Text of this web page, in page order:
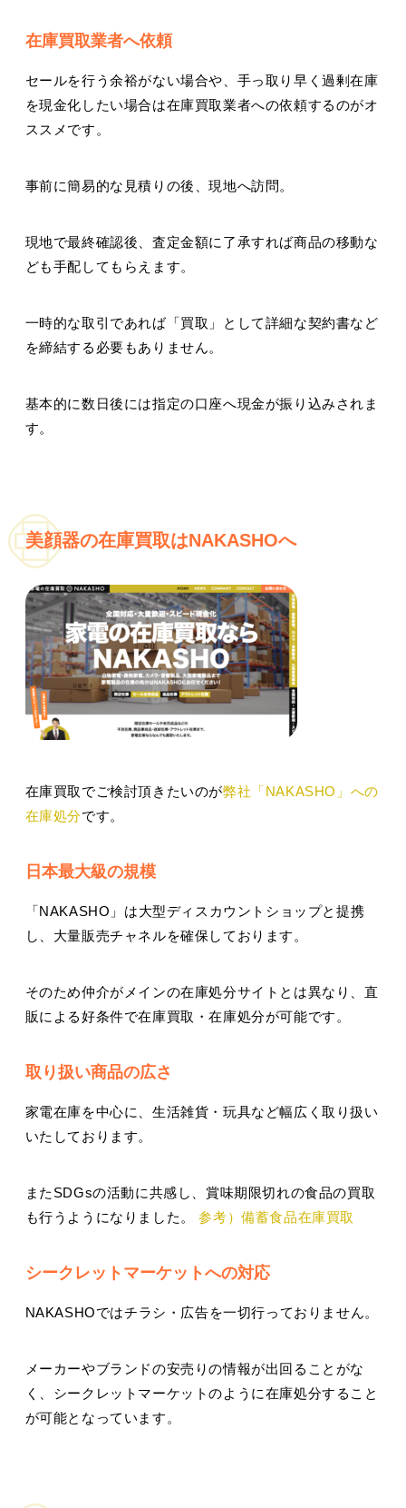
在庫買取業者へ依頼
セールを行う余裕がない場合や、手っ取り早く過剰在庫
を現金化したい場合は在庫買取業者への依頼するのがオ
ススメです。
事前に簡易的な見積りの後、現地へ訪問。
現地で最終確認後、査定金額に了承すれば商品の移動な
ども手配してもらえます。
一時的な取引であれば「買取」として詳細な契約書など
を締結する必要もありません。
基本的に数日後には指定の口座へ現金が振り込みされま
す。
美顔器の在庫買取はNAKASHOへ
在庫買取でご検討頂きたいのが弊社「NAKASHO」への
在庫処分です。
日本最大級の規模
「NAKASHO」は大型ディスカウントショップと提携
し、大量販売チャネルを確保しております。
そのため仲介がメインの在庫処分サイトとは異なり、直
販による好条件で在庫買取・在庫処分が可能です。
取り扱い商品の広さ
家電在庫を中心に、生活雑貨・玩具など幅広く取り扱い
いたしております。
またSDGsの活動に共感し、賞味期限切れの食品の買取
も行うようになりました。参考）備蓄食品在庫買取
シークレットマーケットへの対応
NAKASHOではチラシ・広告を一切行っておりません。
メーカーやブランドの安売りの情報が出回ることがな
く、シークレットマーケットのように在庫処分すること
が可能となっています。